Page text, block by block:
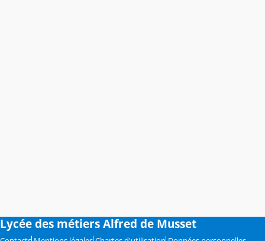
Lycée des métiers Alfred de Musset